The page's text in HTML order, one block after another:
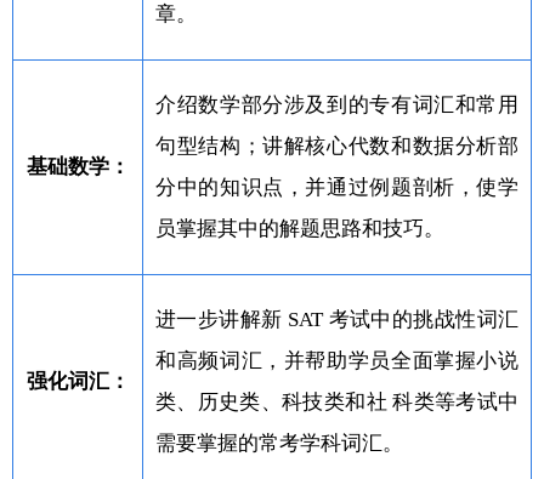
章。
基础数学：
介绍数学部分涉及到的专有词汇和常用
句型结构；讲解核心代数和数据分析部
分中的知识点，并通过例题剖析，使学
员掌握其中的解题思路和技巧。
强化词汇：
进一步讲解新 SAT 考试中的挑战性词汇
和高频词汇，并帮助学员全面掌握小说
类、历史类、科技类和社 科类等考试中
需要掌握的常考学科词汇。